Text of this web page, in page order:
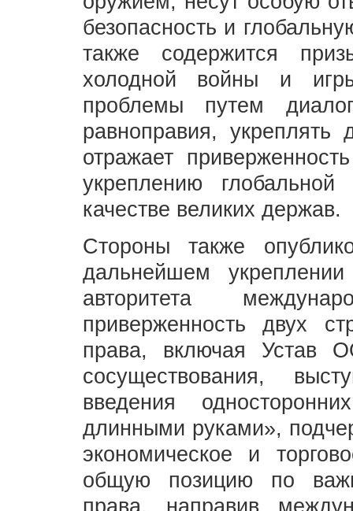
безопасность и
также содержится
холодной войны и
проблемы путем
равноправия,
отражает
укреплению глобальной
качестве великих держав.
Стороны также
дальнейшем укреплении
авторитета
приверженность двух
права, включая Устав
сосуществования,
введения
длинными руками»,
экономическое и
общую позицию по
права, направив